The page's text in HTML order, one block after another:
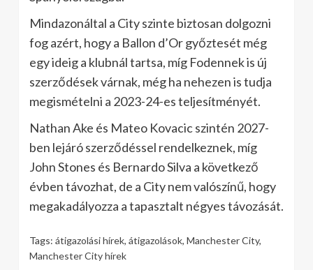
Mindazonáltal a City szinte biztosan dolgozni
fog azért, hogy a Ballon d’Or győztesét még
egy ideig a klubnál tartsa, míg Fodennek is új
szerződések várnak, még ha nehezen is tudja
megismételni a 2023-24-es teljesítményét.
Nathan Ake és Mateo Kovacic szintén 2027-
ben lejáró szerződéssel rendelkeznek, míg
John Stones és Bernardo Silva a következő
évben távozhat, de a City nem valószínű, hogy
megakadályozza a tapasztalt négyes távozását.
Tags: átigazolási hírek, átigazolások, Manchester City,
Manchester City hírek